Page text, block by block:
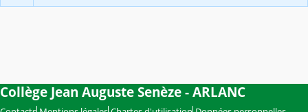
Collège Jean Auguste Senèze - ARLANC